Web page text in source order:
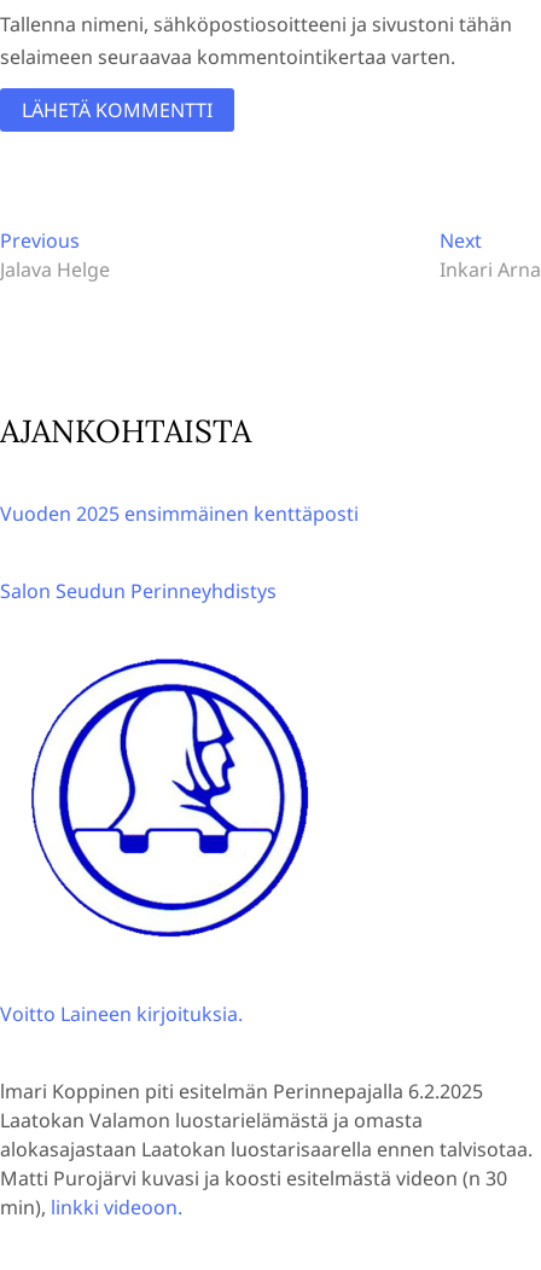
Tallenna nimeni, sähköpostiosoitteeni ja sivustoni tähän
selaimeen seuraavaa kommentointikertaa varten.
t
e
i
Artikkelien
selaus
Previous
post:
Jalava Helge
NextNext
post:
Inkari Arna
AJANKOHTAISTA
Vuoden 2025 ensimmäinen kenttäposti
Salon Seudun Perinneyhdistys
Voitto Laineen kirjoituksia.
lmari Koppinen piti esitelmän Perinnepajalla 6.2.2025
Laatokan Valamon luostarielämästä ja omasta
alokasajastaan Laatokan luostarisaarella ennen talvisotaa.
Matti Purojärvi kuvasi ja koosti esitelmästä videon (n 30
min), linkki videoon.